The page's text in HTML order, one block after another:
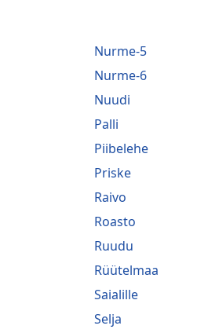
Nurme-5
Nurme-6
Nuudi
Palli
Piibelehe
Priske
Raivo
Roasto
Ruudu
Rüütelmaa
Saialille
Selja